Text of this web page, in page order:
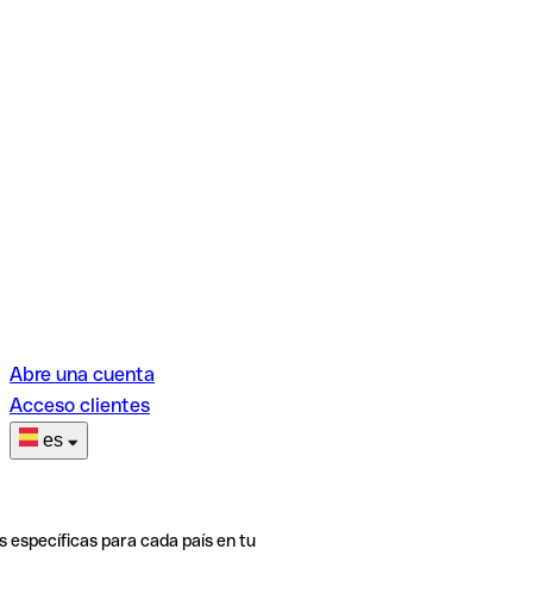
Abre una cuenta
Acceso clientes
es
específicas para cada país en tu